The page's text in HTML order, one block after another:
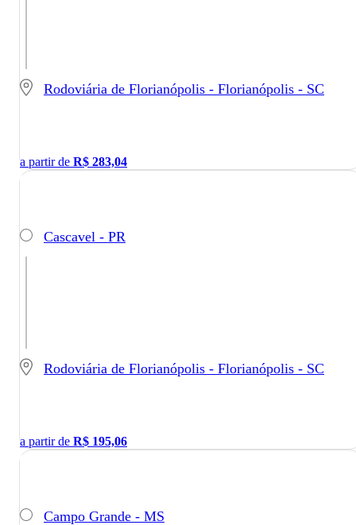
Rodoviária de Florianópolis - Florianópolis - SC
a partir de R$ 283,04
Cascavel - PR
Rodoviária de Florianópolis - Florianópolis - SC
a partir de R$ 195,06
Campo Grande - MS